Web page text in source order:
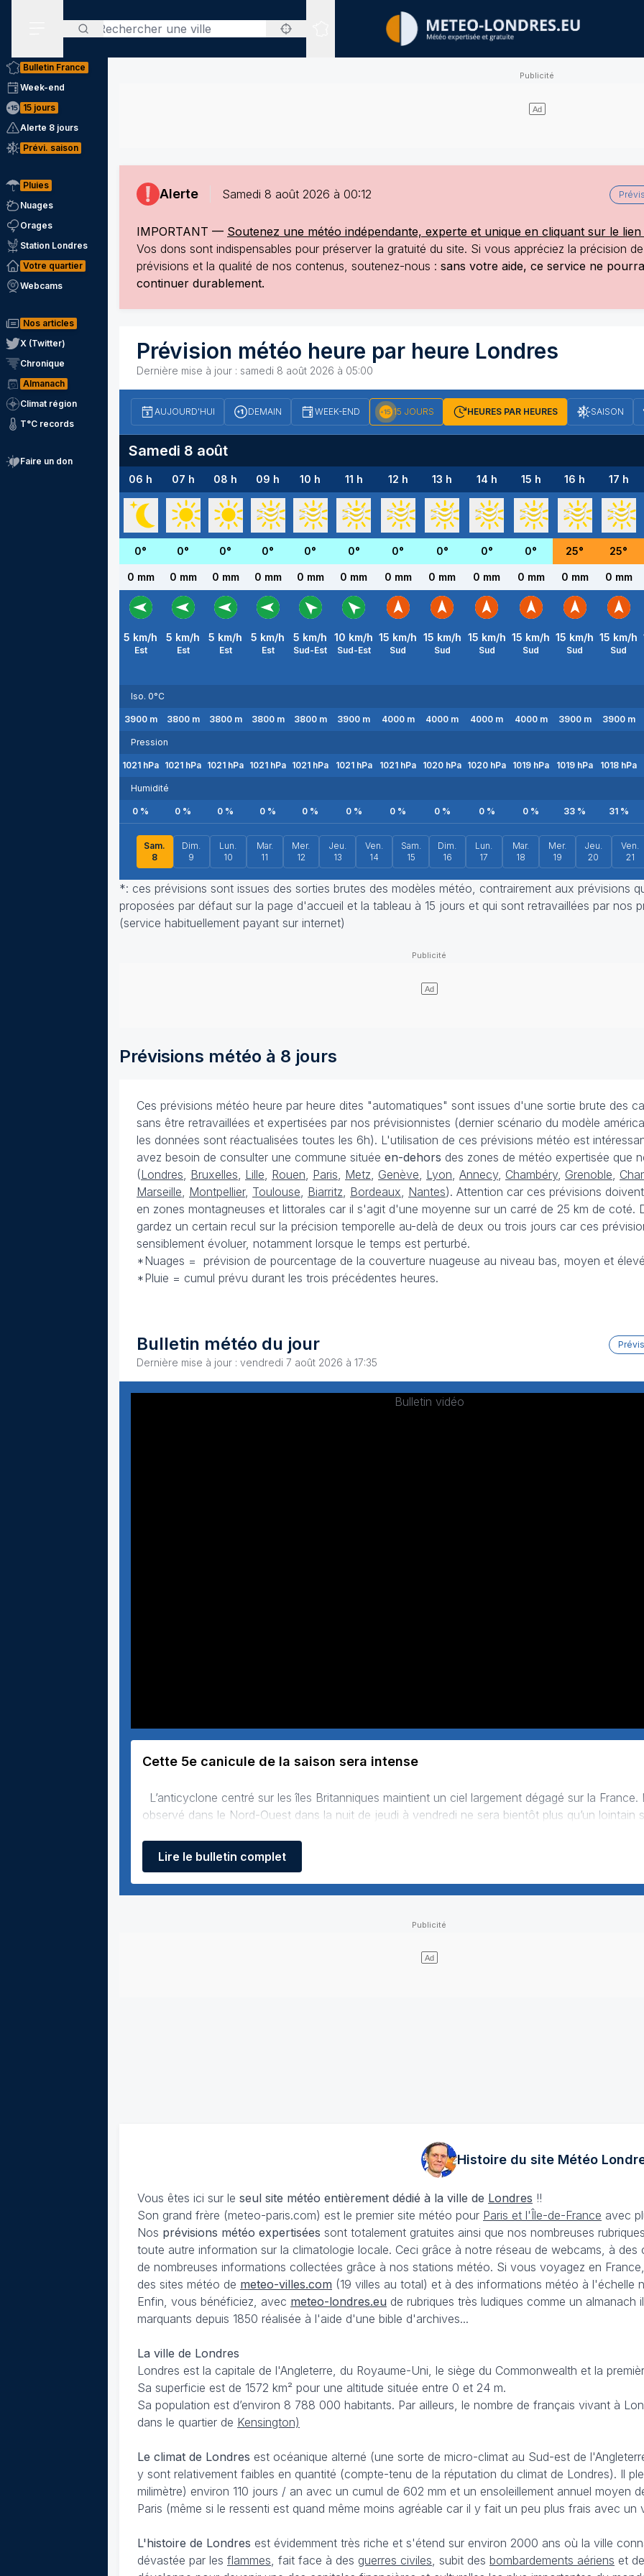
Rechercher
Sites expertisés
Bulletin France
Week-end
15 jours
Alerte 8 jours
Prévi. saison
Pluies
Nuages
Orages
Station Londres
Votre quartier
Webcams
Nos articles
X (Twitter)
Chronique
Almanach
Climat région
T°C records
Faire un don
Alerte Samedi 8 août 2026 à 00:12
IMPORTANT — Soutenez une météo indépendante, experte et unique en cliquant sur le
Vos dons sont indispensables pour préserver la gratuité du site. Si vous appréciez la précision
prévisions et la qualité de nos contenus, soutenez-nous : sans votre aide, ce service ne
continuer durablement.
Prévision météo heure par heure Londres
Dernière mise à jour : samedi 8 août 2026 à 05:00
AUJOURD'HUI DEMAIN WEEK-END 15 JOURS HEURES PAR HEURES SAISON
Samedi 8 août
06 h 07 h 08 h 09 h 10 h 11 h 12 h 13 h 14 h 15 h 16 h 17 h
0° 0° 0° 0° 0° 0° 0° 0° 0° 0° 25° 25°
0 mm 0 mm 0 mm 0 mm 0 mm 0 mm 0 mm 0 mm 0 mm 0 mm 0 mm 0 mm
5 km/h
Est
5 km/h
Est
5 km/h
Est
5 km/h
Est
5 km/h
Sud-Est
10 km/h
Sud-Est
15 km/h
Sud
15 km/h
Sud
15 km/h
Sud
15 km/h
Sud
15 km/h
Sud
15 km/h
Sud
Iso. 0°C
3900m 3800m 3800m 3800m 3800m 3900 m 4000m 4000 m 4000 m 4000m 3900m 3900m
Pression
1021 hPa 1021 hPa 1021 hPa 1021 hPa 1021 hPa 1021hPa 1021 hPa 1020 hPa 1020 hPa 1019 hPa 1019 hPa 1018 hPa
Humidité
0 % 0 % 0 % 0 % 0 % 0% 0 % 0% 0% 0 % 33 % 31%
Sam.
8
Dim.
9
Lun.
10
Mar.
11
Mer.
12
Jeu.
13
Ven.
14
Sam.
15
Dim.
16
Lun.
17
Mar.
18
Mer.
19
Jeu.
20
Ven.
21
*: ces prévisions sont issues des sorties brutes des modèles météo, contrairement aux prévisions
proposées par défaut sur la page d'accueil et la tableau à 15 jours et qui sont retravaillées par nos
(service habituellement payant sur internet)
Prévisions météo à 8 jours
Ces prévisions météo heure par heure dites "automatiques" sont issues d'une sortie brute des
sans être retravaillées et expertisées par nos prévisionnistes (dernier scénario du modèle
les données sont réactualisées toutes les 6h). L'utilisation de ces prévisions météo est
avez besoin de consulter une commune située en-dehors des zones de météo expertisée que
(Londres, Bruxelles, Lille, Rouen, Paris, Metz, Genève, Lyon, Annecy, Chambéry, Grenoble,
Marseille, Montpellier, Toulouse, Biarritz, Bordeaux, Nantes). Attention car ces prévisions
en zones montagneuses et littorales car il s'agit d'une moyenne sur un carré de 25 km de coté.
gardez un certain recul sur la précision temporelle au-delà de deux ou trois jours car ces
sensiblement évoluer, notamment lorsque le temps est perturbé.
*Nuages = prévision de pourcentage de la couverture nuageuse au niveau bas, moyen et
*Pluie = cumul prévu durant les trois précédentes heures.
Bulletin météo du jour
Dernière mise à jour : vendredi 7 août 2026 à 17:35
Bulletin vidéo
Cette 5e canicule de la saison sera intense
observé dans le Nord-Ouest dans la nuit de jeudi à vendredi ne sera bientôt plus qu’un lointain
Lire le bulletin complet
Histoire du site Météo
Vous êtes ici sur le seul site météo entièrement dédié à la ville de Londres !!
Son grand frère (meteo-paris.com) est le premier site météo pour Paris et l'Île-de-France avec
Nos prévisions météo expertisées sont totalement gratuites ainsi que nos nombreuses
toute autre information sur la climatologie locale. Ceci grâce à notre réseau de webcams, à
de nombreuses informations collectées grâce à nos stations météo. Si vous voyagez en
des sites météo de meteo-villes.com (19 villes au total) et à des informations météo à l'échelle
Enfin, vous bénéficiez, avec meteo-londres.eu de rubriques très ludiques comme un
marquants depuis 1850 réalisée à l'aide d'une bible d'archives...
La ville de Londres
Londres est la capitale de l'Angleterre, du Royaume-Uni, le siège du Commonwealth et la
Sa superficie est de 1572 km² pour une altitude située entre 0 et 24 m.
Sa population est d’environ 8 788 000 habitants. Par ailleurs, le nombre de français vivant à
dans le quartier de Kensington)
Le climat de Londres est océanique alterné (une sorte de micro-climat au Sud-est de
y sont relativement faibles en quantité (compte-tenu de la réputation du climat de Londres). Il
milimètre) environ 110 jours / an avec un cumul de 602 mm et un ensoleillement annuel moyen
Paris (même si le ressenti est quand même moins agréable car il y fait un peu plus frais avec un
L'histoire de Londres est évidemment très riche et s'étend sur environ 2000 ans où la ville
dévastée par les flammes , fait face à des guerres civiles , subit des bombardements aériens et